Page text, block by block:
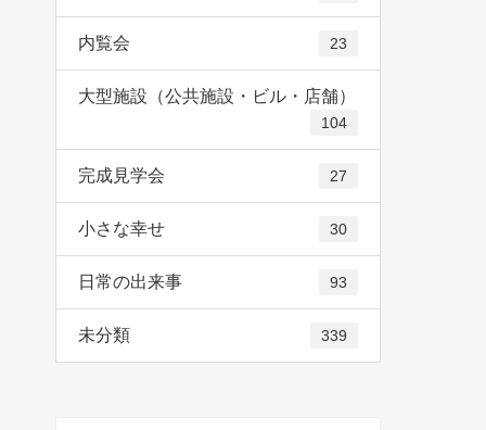
内覧会 23
大型施設（公共施設・ビル・店舗）
104
完成見学会 27
小さな幸せ 30
日常の出来事 93
未分類 339